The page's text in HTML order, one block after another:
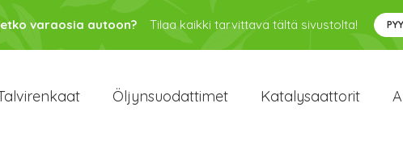
varaosia autoon? Tilaa kaikki tarvittava tältä sivustolta!
Öljynsuodattimet Katalysaattorit